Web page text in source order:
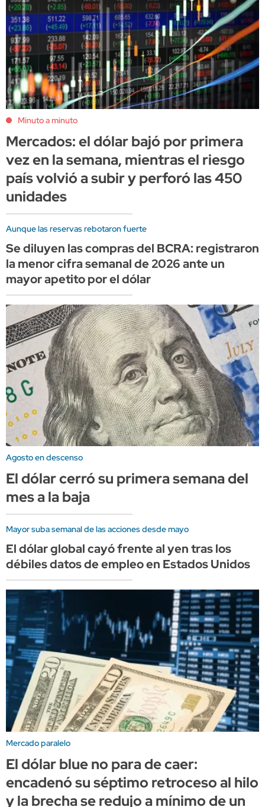
Minuto a minuto
Mercados: el dólar bajó por primera
vez en la semana, mientras el riesgo
país volvió a subir y perforó las 450
unidades
Aunque las reservas rebotaron fuerte
Se diluyen las compras del BCRA: registraron
la menor cifra semanal de 2026 ante un
mayor apetito por el dólar
Agosto en descenso
El dólar cerró su primera semana del
mes a la baja
Mayor suba semanal de las acciones desde mayo
El dólar global cayó frente al yen tras los
débiles datos de empleo en Estados Unidos
Mercado paralelo
El dólar blue no para de caer:
encadenó su séptimo retroceso al hilo
y la brecha se redujo a mínimo de un